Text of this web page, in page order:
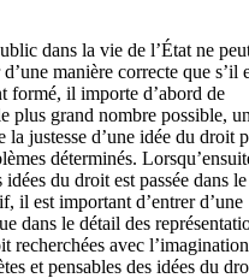
dans la vie de l’État ne
manière correcte que s’il
formé, il importe d’abord de
plus grand nombre possible,
la justesse d’une idée du droit
déterminés.
du droit est passée dans le
il est important d’entrer d’une
dans le détail des
recherchées avec
et pensables des idées du